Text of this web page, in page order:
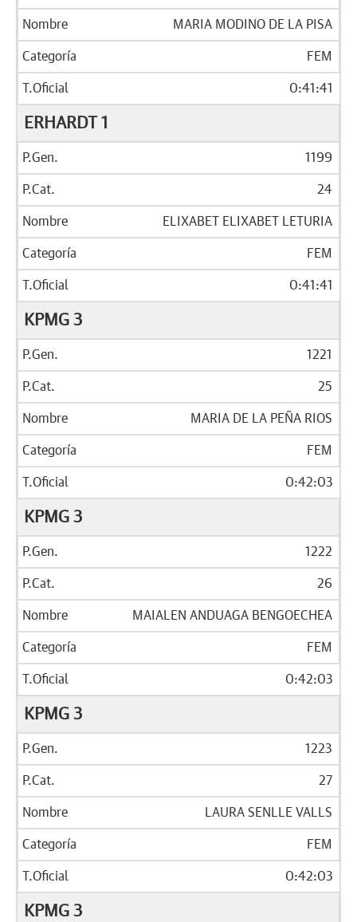
MARIA MODINO DE LA PISA
FEM
0:41:41
ERHARDT 1
1199
24
ELIXABET ELIXABET LETURIA
FEM
0:41:41
KPMG 3
1221
25
MARIA DE LA PEÑA RIOS
FEM
0:42:03
KPMG 3
1222
26
MAIALEN ANDUAGA BENGOECHEA
FEM
0:42:03
KPMG 3
1223
27
LAURA SENLLE VALLS
FEM
0:42:03
KPMG 3